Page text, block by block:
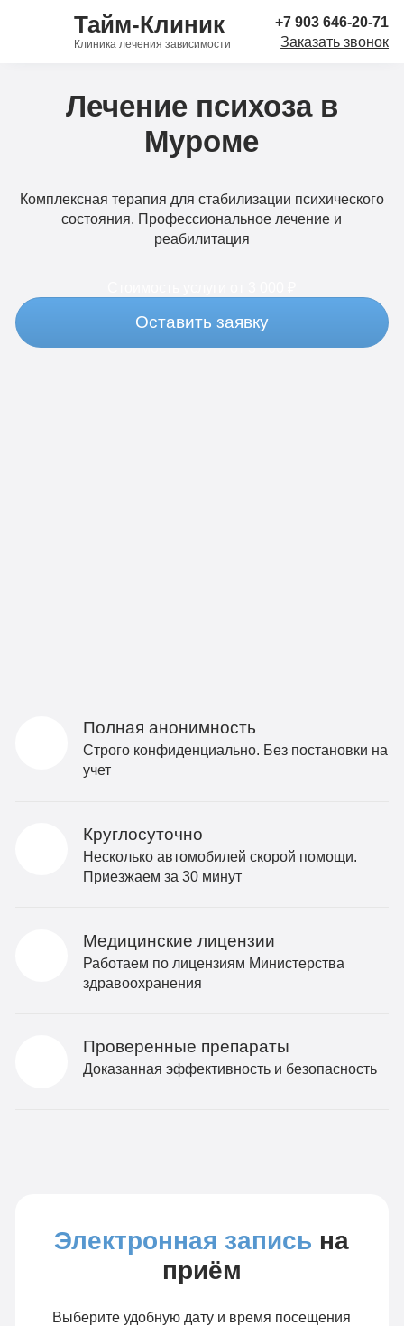
Тайм-Клиник
Клиника лечения зависимости
+7 903 646-20-71
Заказать звонок
Лечение психоза в
Муроме
Комплексная терапия для стабилизации психического
состояния. Профессиональное лечение и
реабилитация
Оставить заявку
Полная анонимность
Строго конфиденциально. Без постановки на
учет
Круглосуточно
Несколько автомобилей скорой помощи.
Приезжаем за 30 минут
Медицинские лицензии
Работаем по лицензиям Министерства
здравоохранения
Проверенные препараты
Доказанная эффективность и безопасность
Электронная запись на
приём
Выберите удобную дату и время посещения